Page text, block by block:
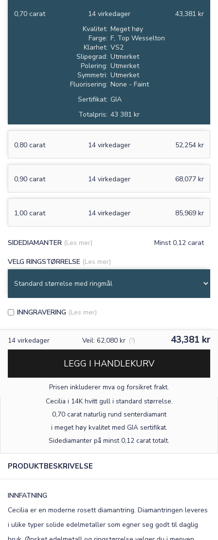
0,70 carat 43,381 kr
14 virkedager
Kvalitet: Meget høy
Farge: F, Top Wesselton
Klarhet: VS2
Slipegrad: Utmerket
Polering: Utmerket
Symmetri: Utmerket
Fluorisering: None - Faint
Sertifikat: GIA
Totalpris: 43 381 kr
0,80 carat 52,254 kr
14 virkedager
0,90 carat 68,077 kr
14 virkedager
1,00 carat 85,969 kr
14 virkedager
SIDEDIAMANTER (Les mer) Minst 0,12 carat
VELG RINGSTØRRELSE (Les mer)
INNGRAVERING (Les mer)
14 virkedager Veil: 62,080 kr (?) 43,381 kr
LEGG I HANDLEKURV
Prisen inkluderer mva og forsikret frakt.
Cecilia i 14K hvitt gulli standard størrelse.
0,70 carat naturlig rund senterdiamant
i meget høy kvalitet med GIA sertifikat.
Sidediamanter på minst 0,12 carat totalt.
PRODUKTBESKRIVELSE
INNFATNING
Cecilia er en moderne rosett diamantring. Diamantringen leveres
i ulike typer solide edelmetaller som egner seg godt til daglig